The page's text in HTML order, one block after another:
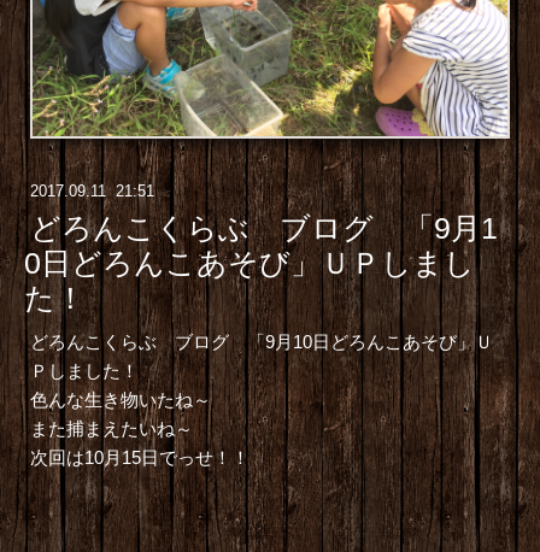
2017.09.11 21:51
どろんこくらぶ ブログ 「9月1
0日どろんこあそび」ＵＰしまし
た！
どろんこくらぶ ブログ 「9月10日どろんこあそび」Ｕ
Ｐしました！
色んな生き物いたね～
また捕まえたいね～
次回は10月15日でっせ！！